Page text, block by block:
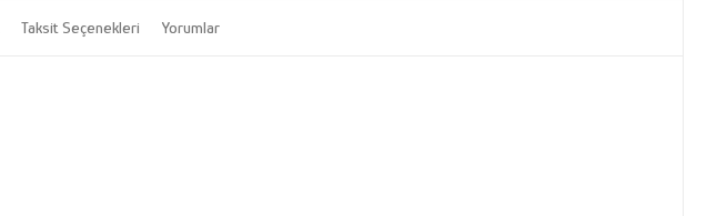
Taksit Seçenekleri Yorumlar